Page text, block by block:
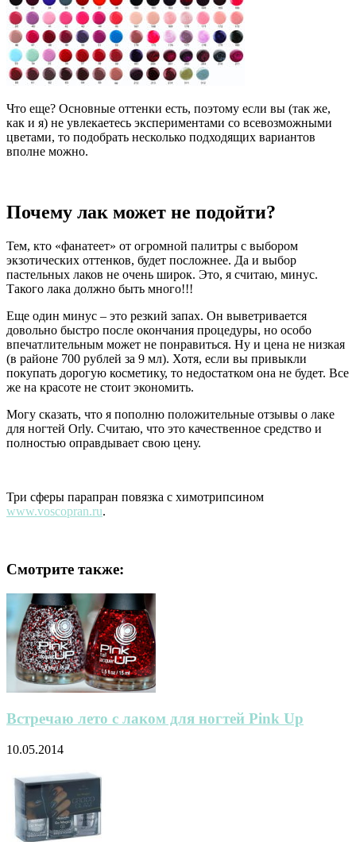
Что еще? Основные оттенки есть, поэтому если вы (так же,
как и я) не увлекаетесь экспериментами со всевозможными
цветами, то подобрать несколько подходящих вариантов
вполне можно.
Почему лак может не подойти?
Тем, кто «фанатеет» от огромной палитры с выбором
экзотических оттенков, будет посложнее. Да и выбор
пастельных лаков не очень широк. Это, я считаю, минус.
Такого лака должно быть много!!!
Еще один минус – это резкий запах. Он выветривается
довольно быстро после окончания процедуры, но особо
впечатлительным может не понравиться. Ну и цена не низкая
(в районе 700 рублей за 9 мл). Хотя, если вы привыкли
покупать дорогую косметику, то недостатком она не будет. Все
же на красоте не стоит экономить.
Могу сказать, что я пополню положительные отзывы о лаке
для ногтей Orly. Считаю, что это качественное средство и
полностью оправдывает свою цену.
Три сферы парапран повязка с химотрипсином
www.voscopran.ru.
Смотрите также:
Встречаю лето с лаком для ногтей Pink Up
10.05.2014